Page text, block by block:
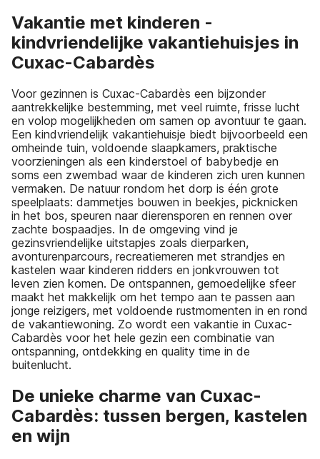
Vakantie met kinderen -
kindvriendelijke vakantiehuisjes in
Cuxac-Cabardès
Voor gezinnen is Cuxac-Cabardès een bijzonder
aantrekkelijke bestemming, met veel ruimte, frisse lucht
en volop mogelijkheden om samen op avontuur te gaan.
Een kindvriendelijk vakantiehuisje biedt bijvoorbeeld een
omheinde tuin, voldoende slaapkamers, praktische
voorzieningen als een kinderstoel of babybedje en
soms een zwembad waar de kinderen zich uren kunnen
vermaken. De natuur rondom het dorp is één grote
speelplaats: dammetjes bouwen in beekjes, picknicken
in het bos, speuren naar dierensporen en rennen over
zachte bospaadjes. In de omgeving vind je
gezinsvriendelijke uitstapjes zoals dierparken,
avonturenparcours, recreatiemeren met strandjes en
kastelen waar kinderen ridders en jonkvrouwen tot
leven zien komen. De ontspannen, gemoedelijke sfeer
maakt het makkelijk om het tempo aan te passen aan
jonge reizigers, met voldoende rustmomenten in en rond
de vakantiewoning. Zo wordt een vakantie in Cuxac-
Cabardès voor het hele gezin een combinatie van
ontspanning, ontdekking en quality time in de
buitenlucht.
De unieke charme van Cuxac-
Cabardès: tussen bergen, kastelen
en wijn